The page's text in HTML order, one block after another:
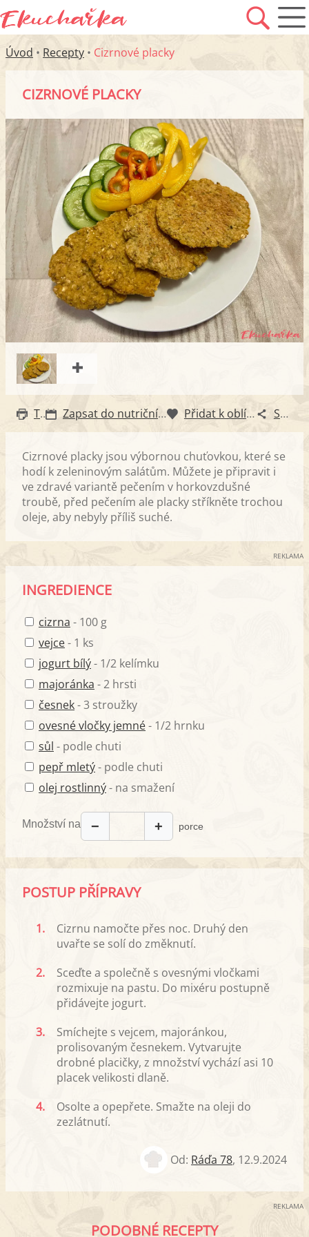
Úvod • Recepty • Cizrnové placky
CIZRNOVÉ PLACKY
Tisk Zapsat do nutričního diáře Přidat k oblíbeným Sdílet
Cizrnové placky jsou výbornou chuťovkou, které se
hodí k zeleninovým salátům. Můžete je připravit i
ve zdravé variantě pečením v horkovzdušné
troubě, před pečením ale placky stříkněte trochou
oleje, aby nebyly příliš suché.
REKLAMA
INGREDIENCE
cizrna - 100 g
vejce- 1 ks
jogurt bílý- 1/2 kelímku
majoránka - 2 hrsti
česnek- 3 stroužky
ovesné vločky jemné- 1/2 hrnku
sůl - podle chuti
pepř mletý- podle chuti
olej rostlinný- na smažení
Množství na − + porce
POSTUP PŘÍPRAVY
1.
Cizrnu namočte přes noc. Druhý den
uvařte se solí do změknutí.
2.
Sceďte a společně s ovesnými vločkami
rozmixuje na pastu. Do mixéru postupně
přidávejte jogurt.
3.
Smíchejte s vejcem, majoránkou,
prolisovaným česnekem. Vytvarujte
drobné placičky, z množství vychází asi 10
placek velikosti dlaně.
4.
Osolte a opepřete. Smažte na oleji do
zezlátnutí.
Od: Ráďa 78, 12.9.2024
REKLAMA
PODOBNÉ RECEPTY